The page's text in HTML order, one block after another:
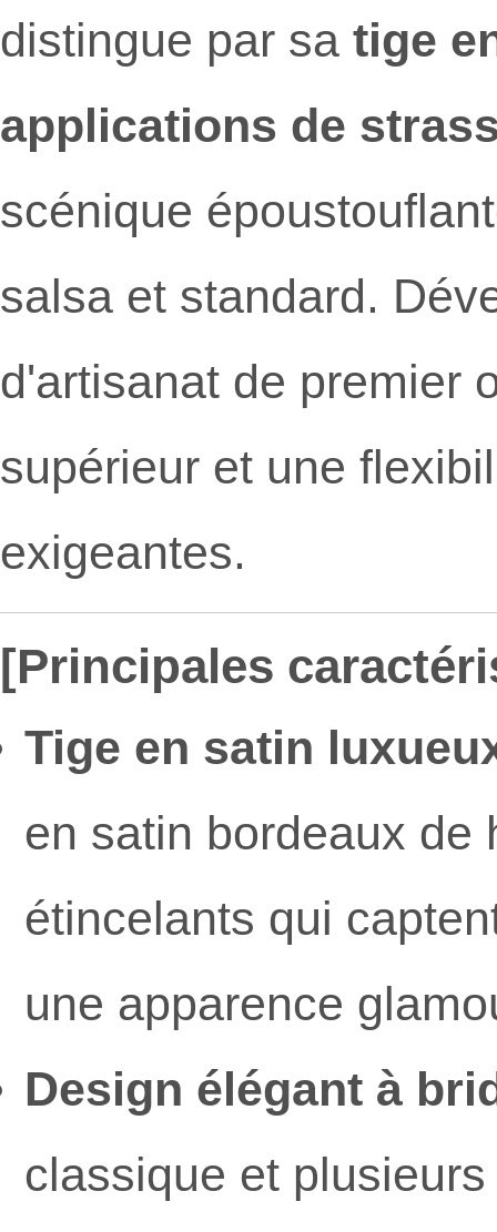
distingue par sa tige
applications de
scénique
salsa et standard.
d'artisanat de premier
supérieur et une
exigeantes.
[Principales
Tige en satin
en satin bordeaux de
étincelants qui
une apparence
Design élégant à
classique et